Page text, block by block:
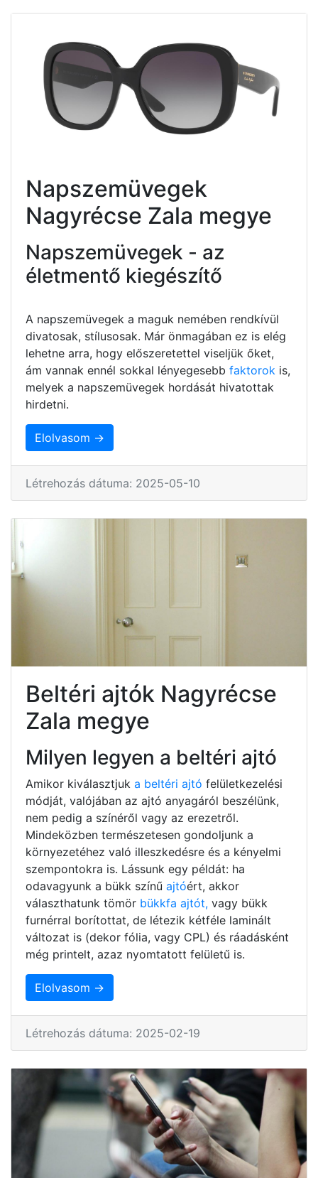
Napszemüvegek
Nagyrécse Zala megye
Napszemüvegek - az
életmentő kiegészítő
A napszemüvegek a maguk nemében rendkívül
divatosak, stílusosak. Már önmagában ez is elég
lehetne arra, hogy előszeretettel viseljük őket,
ám vannak ennél sokkal lényegesebb faktorok is,
melyek a napszemüvegek hordását hivatottak
hirdetni.
Elolvasom →
Létrehozás dátuma: 2025-05-10
Beltéri ajtók Nagyrécse
Zala megye
Milyen legyen a beltéri ajtó
Amikor kiválasztjuk a beltéri ajtó felületkezelési
módját, valójában az ajtó anyagáról beszélünk,
nem pedig a színéről vagy az erezetről.
Mindeközben természetesen gondoljunk a
környezetéhez való illeszkedésre és a kényelmi
szempontokra is. Lássunk egy példát: ha
odavagyunk a bükk színű ajtóért, akkor
választhatunk tömör bükkfa ajtót, vagy bükk
furnérral borítottat, de létezik kétféle laminált
változat is (dekor fólia, vagy CPL) és ráadásként
még printelt, azaz nyomtatott felületű is.
Elolvasom →
Létrehozás dátuma: 2025-02-19